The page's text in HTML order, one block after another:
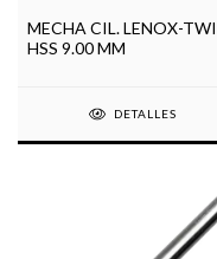
MECHA CIL. LENOX-
HSS 9.00 MM
DETALLES